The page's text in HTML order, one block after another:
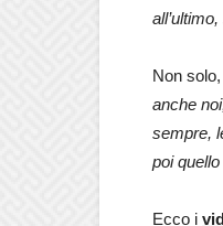
Non
anche
sempre,
poi
Ecco i